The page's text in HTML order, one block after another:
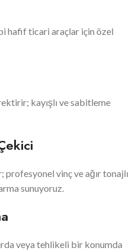
hafif ticari araçlar için özel
kayışlı ve sabitleme
profesyonel vinç ve ağır tonajlı
sunuyoruz.
veya tehlikeli bir konumda